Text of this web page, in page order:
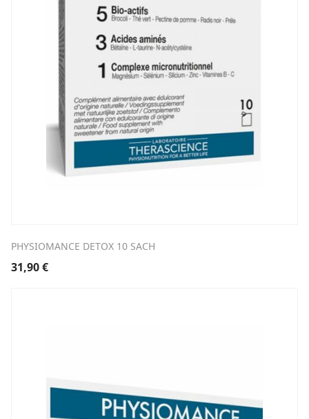
PHYSIOMANCE DETOX 10 SACH
31,90€